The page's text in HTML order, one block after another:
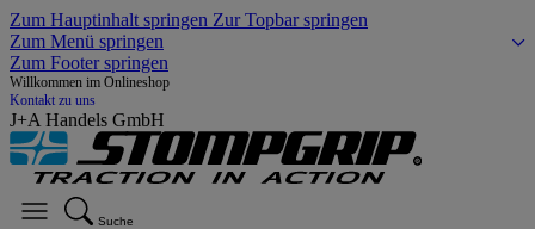
Zum Hauptinhalt springen Zur Topbar springen
Zum Menü springen
Zum Footer springen
Willkommen im Onlineshop
Kontakt zu uns
J+A Handels GmbH
Suche